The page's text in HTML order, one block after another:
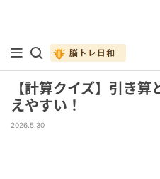
【計算クイズ】引き
えやすい！
2026.5.30